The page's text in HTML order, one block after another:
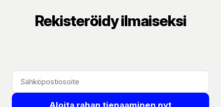
Rekisteröidy ilmaiseksi